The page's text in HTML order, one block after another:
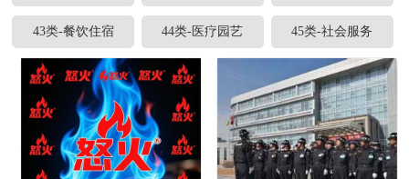
43类-餐饮住宿 44类-医疗园艺 45类-社会服务